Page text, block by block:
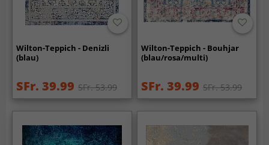
Wilton-Teppich - Denizli
(blau)
SFr. 39.99 SFr. 53.99
Wilton-Teppich - Bouhjar
(blau/rosa/multi)
SFr. 39.99 SFr. 53.99